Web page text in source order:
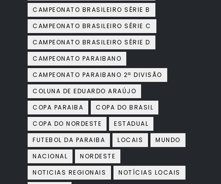
CAMPEONATO BRASILEIRO SÉRIE B
CAMPEONATO BRASILEIRO SÉRIE C
CAMPEONATO BRASILEIRO SÉRIE D
CAMPEONATO PARAIBANO
CAMPEONATO PARAIBANO 2ª DIVISÃO
COLUNA DE EDUARDO ARAÚJO
COPA PARAIBA
COPA DO BRASIL
COPA DO NORDESTE
ESTADUAL
FUTEBOL DA PARAIBA
LOCAIS
MUNDO
NACIONAL
NORDESTE
NOTICIAS REGIONAIS
NOTÍCIAS LOCAIS